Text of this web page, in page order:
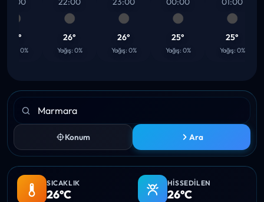
0%
26°
Yağış: 0%
26°
Yağış: 0%
25°
Yağış: 0%
25°
Yağış: 0%
Konum Ara
SICAKLIK
26°C
HISSEDILEN
26°C